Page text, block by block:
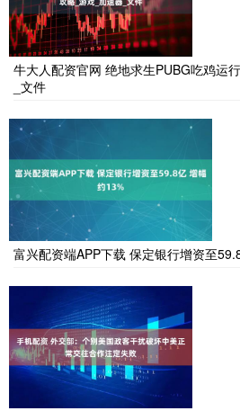
牛大人配资官网 绝地求生PUBG吃鸡运
_文件
富兴配资端APP下载 保定银行增资至